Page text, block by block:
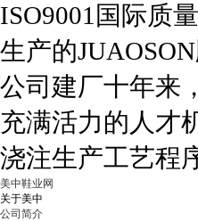
ISO9001国际质
生产的
公司建厂十年来
充满活力的人才
浇注生产工艺程
美中鞋业网
关于美中
公司简介